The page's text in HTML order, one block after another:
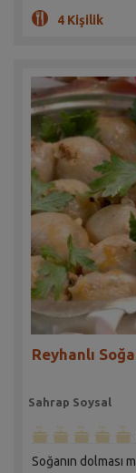
4 Kişilik
Reyhanlı
Sahrap Soysal
Soğanın dolması